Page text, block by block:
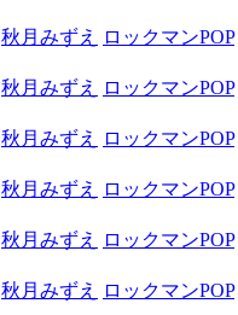
秋月みずえ ロックマンPOP
秋月みずえ ロックマンPOP
秋月みずえ ロックマンPOP
秋月みずえ ロックマンPOP
秋月みずえ ロックマンPOP
秋月みずえ ロックマンPOP